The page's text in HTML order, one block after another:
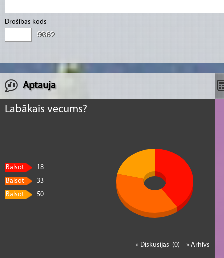
Drošības kods
Aptauja
Labākais vecums?
Balsot
18
Balsot
33
Balsot
50
» Arhīvs
» Diskusijas (0)